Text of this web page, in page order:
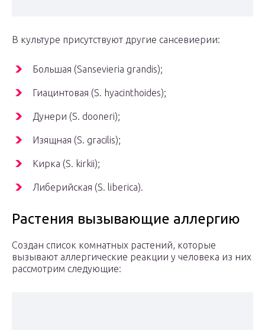
В культуре присутствуют другие сансевиерии:
Большая (Sansevieria grandis);
Гиацинтовая (S. hyacinthoides);
Дунери (S. dooneri);
Изящная (S. gracilis);
Кирка (S. kirkii);
Либерийская (S. liberica).
Растения вызывающие аллергию
Создан список комнатных растений, которые
вызывают аллергические реакции у человека из них
рассмотрим следующие: